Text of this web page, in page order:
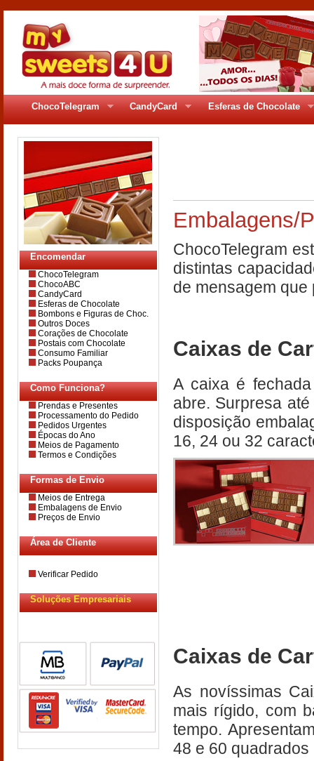
ChocoTelegram CandyCard Esferas de Chocolate
Encomendar
ChocoTelegram
ChocoABC
CandyCard
Esferas de Chocolate
Bombons e Figuras de Choc.
Outros Doces
Corações de Chocolate
Postais com Chocolate
Consumo Familiar
Packs Poupança
Como Funciona?
Prendas e Presentes
Processamento do Pedido
Pedidos Urgentes
Épocas do Ano
Meios de Pagamento
Termos e Condições
Formas de Envio
Meios de Entrega
Embalagens de Envio
Preços de Envio
Área de Cliente
Verificar Pedido
Soluções Empresariais
Embalagens/
ChocoTelegram
distintas
de mensagem que
Caixas de
A caixa é
abre. Surpresa
disposição
16, 24 ou 32
Caixas de
As novíssimas
mais rígido, com
tempo.
48 e 60